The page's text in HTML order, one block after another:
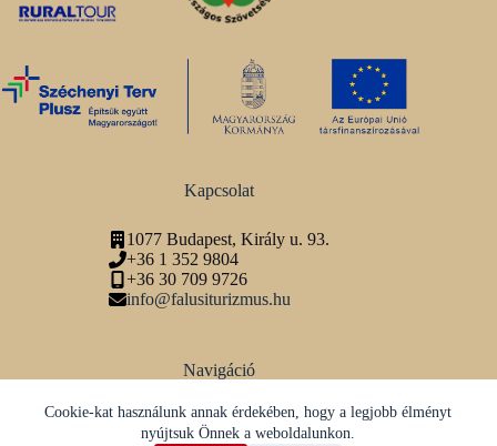
Cookie-kat használunk annak érdekében, hogy a legjobb élményt
nyújtsuk Önnek a weboldalunkon.
Kapcsolat
1077 Budapest, Király u. 93.
+36 1 352 9804
+36 30 709 9726
info@falusiturizmus.hu
Navigáció
Adatvédelmi tájékoztató
Közösségi média